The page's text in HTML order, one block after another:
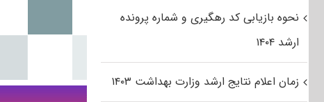
نحوه بازیابی کد رهگیری و شماره پرونده
ارشد ۱۴۰۴
زمان اعلام نتایج ارشد وزارت بهداشت ۱۴۰۳